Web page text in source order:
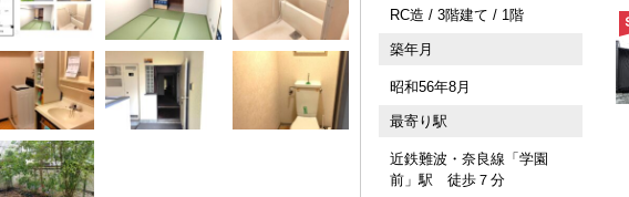
RC造 / 3階建て / 1階
築年月
昭和56年8月
最寄り駅
近鉄難波・奈良線「学園
前」駅 徒歩７分